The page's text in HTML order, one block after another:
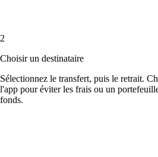
2
Choisir un destinataire
Sélectionnez le transfert, puis le retrait.
l'app pour éviter les frais ou un
fonds.